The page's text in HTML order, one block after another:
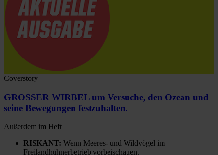
Coverstory
GROSSER WIRBEL um Versuche, den Ozean und
seine Bewegungen festzuhalten.
Außerdem im Heft
RISKANT: Wenn Meeres- und Wildvögel im
Freilandhühnerbetrieb vorbeischauen.